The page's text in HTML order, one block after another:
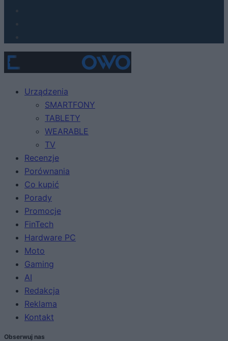
Urządzenia
SMARTFONY
TABLETY
WEARABLE
TV
Recenzje
Porównania
Co kupić
Porady
Promocje
FinTech
Hardware PC
Moto
Gaming
AI
Redakcja
Reklama
Kontakt
Obserwuj nas